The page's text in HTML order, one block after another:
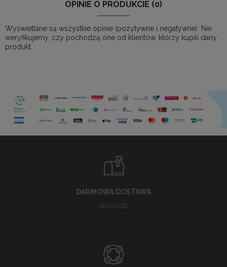
OPINIE O PRODUKCIE (0)
Wyświetlane są wszystkie opinie (pozytywne i negatywne). Nie
weryfikujemy, czy pochodzą one od klientów, którzy kupili dany
produkt.
DARMOWA DOSTAWA
OD 200ZŁ